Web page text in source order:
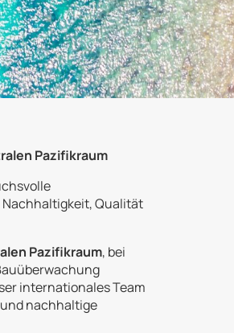
Pazifikraum
Qualität
Pazifikraum, bei
internationales Team
nachhaltige